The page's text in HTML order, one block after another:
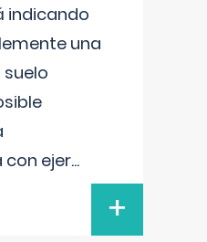
indicando
una
ejer...
+